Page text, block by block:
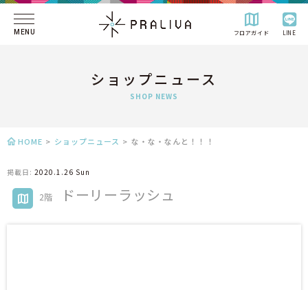
MENU フロアガイド LINE
ショップニュース
SHOP NEWS
HOME > ショップニュース > な・な・なんと！！！
掲載日: 2020.1.26 Sun
2階 ドーリーラッシュ